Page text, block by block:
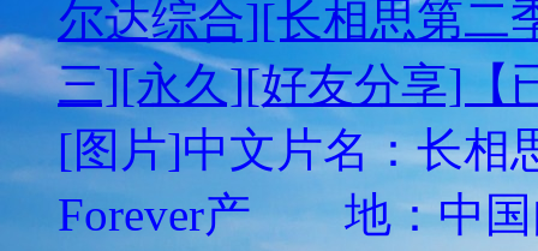
尔达综合][长相思第二
三][永久][好友分享]【
[图片]中文片名：长相
Forever产 地：中